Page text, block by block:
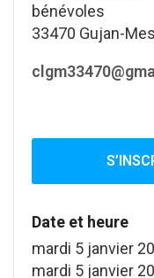
bénévoles
33470 Gujan-
Date et heure
mardi 5 janvier
mardi 5 janvier